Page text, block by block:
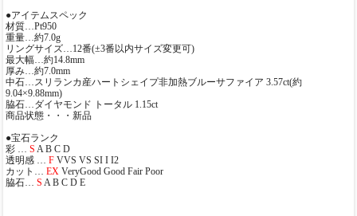
●アイテムスペック
材質…Pt950
重量…約7.0g
リングサイズ…12番(±3番以内サイズ変更可)
最大幅…約14.8mm
厚み…約7.0mm
中石…スリランカ産ハートシェイプ非加熱ブルーサファイア 3.57ct(約
9.04×9.88mm)
脇石…ダイヤモンド トータル 1.15ct
商品状態・・・新品
●宝石ランク
彩 … S A B C D
透明感 … F VVS VS SI I I2
カット… EX VeryGood Good Fair Poor
脇石… S A B C D E